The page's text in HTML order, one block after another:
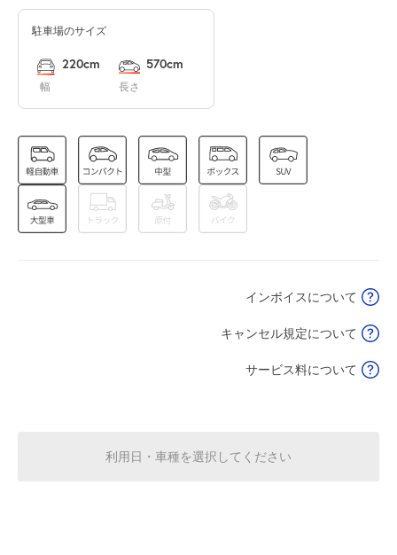
8月15日 (土)
8月16日 (日) ¥800
8月17日 (月) 休
駐車場のサイズ
幅
220cm
長さ
570cm
インボイスについて
キャンセル規定について
サービス料について
利用日・車種を選択してください